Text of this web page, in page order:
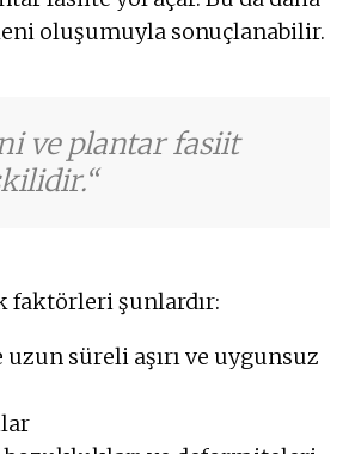
oluşumuyla sonuçlanabilir.
ve plantar fasiit
faktörleri şunlardır:
süreli aşırı ve uygunsuz